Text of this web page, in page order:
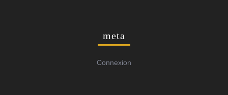
meta
Connexion